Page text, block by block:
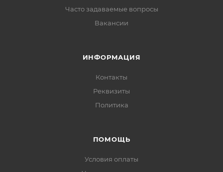
Часто задаваемые вопросы
Вакансии
ИНФОРМАЦИЯ
Контакты
Реквизиты
Политика
ПОМОЩЬ
Условия оплаты